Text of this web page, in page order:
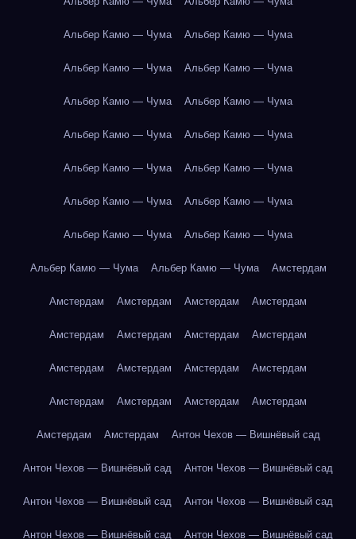
Альбер Камю — Чума Альбер Камю — Чума
Альбер Камю — Чума Альбер Камю — Чума
Альбер Камю — Чума Альбер Камю — Чума
Альбер Камю — Чума Альбер Камю — Чума
Альбер Камю — Чума Альбер Камю — Чума
Альбер Камю — Чума Альбер Камю — Чума
Альбер Камю — Чума Альбер Камю — Чума
Альбер Камю — Чума Альбер Камю — Чума Амстердам
Амстердам Амстердам Амстердам Амстердам
Амстердам Амстердам Амстердам Амстердам
Амстердам Амстердам Амстердам Амстердам
Амстердам Амстердам Амстердам Амстердам
Амстердам Амстердам Антон Чехов — Вишнёвый сад
Антон Чехов — Вишнёвый сад Антон Чехов — Вишнёвый сад
Антон Чехов — Вишнёвый сад Антон Чехов — Вишнёвый сад
Антон Чехов — Вишнёвый сад Антон Чехов — Вишнёвый сад